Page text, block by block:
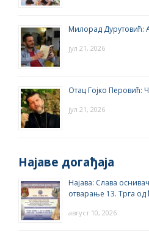
Милорад Дурутовић:
јул 21, 2026
Отац Гојко Перовић:
јул 21, 2026
Најаве догађаја
Најава: Слава
отварање 13. Трга
август 10, 2026